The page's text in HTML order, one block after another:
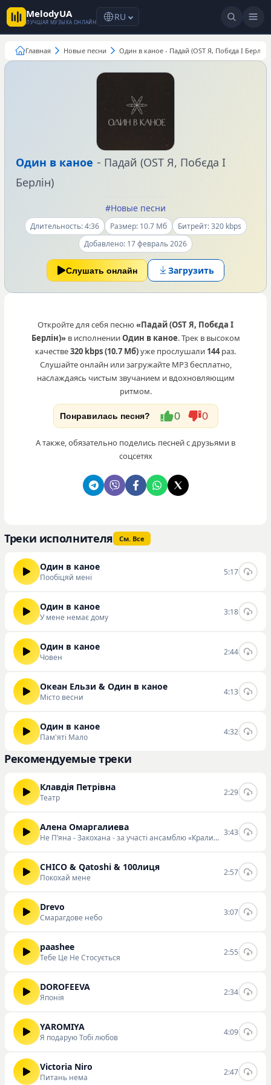
MelodyUA
ЛУЧШАЯ МУЗЫКА ОНЛАЙН RU
Главная Новые песни Один в каное - Падай (OST Я, Побєда І Берлін)
Один в каное - Падай (OST Я, Побєда І
Берлін)
Длительность: 4:36 Размер: 10.7 Мб
Битрейт: 320 kbps
Добавлено: 17 февраль 2026
Слушать онлайн Загрузить
#Новые песни
Откройте для себя песню«Падай (OST Я, Побєда І
Берлін)»в исполненииОдин в каное. Трек в высоком
качестве320 kbps (10.7 Мб)уже прослушали 144раз.
Слушайте онлайн или загружайте MP3 бесплатно,
наслаждаясь чистым звучанием и вдохновляющим
ритмом.
Понравилась песня? 0 0
А также, обязательно поделись песней с друзьями в
соцсетях
Треки исполнителя См. Все
Один в каное
Пообіцяй мені
5:17
Один в каное
У мене немає дому
3:18
Один в каное
Човен
2:44
Океан Ельзи & Один в каное
Місто весни
4:13
Один в каное
Пам'яті Мало
4:32
Рекомендуемые треки
Клавдія Петрівна
Театр
2:29
Алена Омаргалиева
Не Пʼяна - Закохана - за участі ансамблю «Кралиця»
3:43
CHICO & Qatoshi & 100лиця
Покохай мене
2:57
Drevo
Смарагдове небо
3:07
paashee
Тебе Це Не Стосується
2:55
DOROFEEVA
Японія
2:34
YAROMIYA
Я подарую Тобі любов
4:09
Victoria Niro
Питань нема
2:47